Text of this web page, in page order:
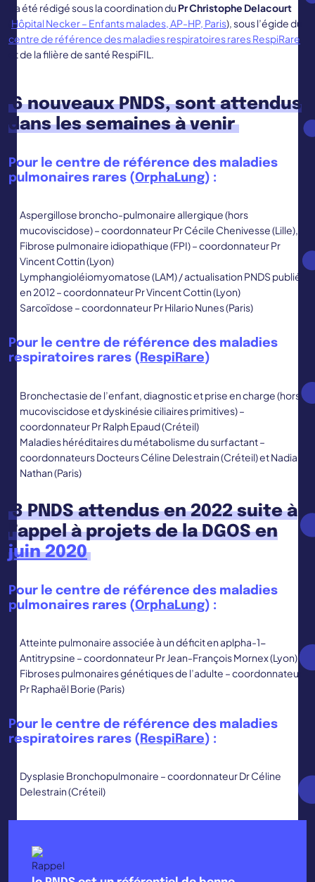
Il a été rédigé sous la coordination du PrChristophe Delacourt
Hôpital Necker – Enfants malades, AP-HP, Paris), sous l’égide du
centre de référence des maladies respiratoires rares RespiRare
et de la filière de santé RespiFIL.
6 nouveaux PNDS, sont attendus
dans les semaines à venir
Pour le centre de référence des maladies
pulmonaires rares (OrphaLung) :
Aspergillose broncho-pulmonaire allergique (hors
mucoviscidose) – coordonnateur Pr Cécile Chenivesse (Lille),
Fibrose pulmonaire idiopathique (FPI) – coordonnateur Pr
Vincent Cottin (Lyon)
Lymphangioléiomyomatose (LAM) / actualisation PNDS publié
en 2012 – coordonnateur Pr Vincent Cottin (Lyon)
Sarcoïdose – coordonnateur Pr Hilario Nunes (Paris)
Pour le centre de référence des maladies
respiratoires rares ( RespiRare)
Bronchectasie de l’enfant, diagnostic et prise en charge (hors
mucoviscidose et dyskinésie ciliaires primitives) –
coordonnateur Pr Ralph Epaud (Créteil)
Maladies héréditaires du métabolisme du surfactant –
coordonnateurs Docteurs Céline Delestrain (Créteil) et Nadia
Nathan (Paris)
3 PNDS attendus en 2022 suite à
l’appel à projets de la DGOS en
juin 2020
Pour le centre de référence des maladies
pulmonaires rares (OrphaLung) :
Atteinte pulmonaire associée à un déficit en aplpha-1-
Antitrypsine – coordonnateur Pr Jean-François Mornex (Lyon)
Fibroses pulmonaires génétiques de l’adulte – coordonnateur
Pr Raphaël Borie (Paris)
Pour le centre de référence des maladies
respiratoires rares ( RespiRare) :
Dysplasie Bronchopulmonaire – coordonnateur Dr Céline
Delestrain (Créteil)
Rappel